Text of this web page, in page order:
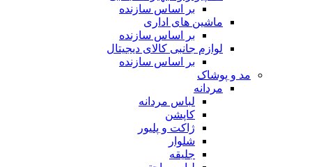
بر اساس سازنده
ماشین های اداری
بر اساس سازنده
لوازم جانبی کالای دیجیتال
بر اساس سازنده
مد و پوشاک
مردانه
لباس مردانه
کاپشن
ژاکت و پلیور
شلوار
جلیقه